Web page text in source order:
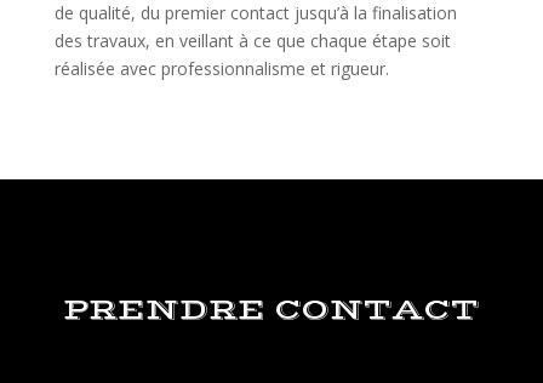
de qualité, du premier contact jusqu’à la finalisation
des travaux, en veillant à ce que chaque étape soit
réalisée avec professionnalisme et rigueur.
PRENDRE CONTACT